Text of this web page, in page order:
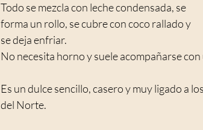
Todo se mezcla con leche condensada, se
forma un rollo, se cubre con coco rallado y
se deja enfriar.
No necesita horno y suele acompañarse con
Es un dulce sencillo, casero y muy ligado a
del Norte.